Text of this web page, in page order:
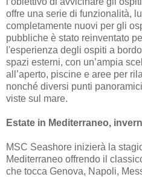
offre una serie di funzionalità,
completamente nuovi per gli
pubbliche è stato reinventato
l'esperienza degli ospiti a
spazi esterni, con un’ampia
all’aperto, piscine e aree per
nonché diversi punti
viste sul mare.
Estate in Mediterraneo,
MSC Seashore inizierà la
Mediterraneo offrendo il
che tocca Genova, Napoli,